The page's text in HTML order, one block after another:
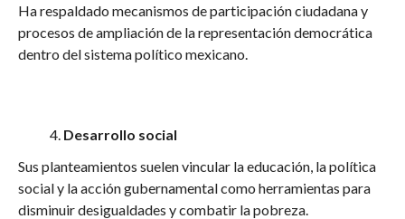
Ha respaldado mecanismos de participación ciudadana y
procesos de ampliación de la representación democrática
dentro del sistema político mexicano.
Desarrollo social
Sus planteamientos suelen vincular la educación, la política
social y la acción gubernamental como herramientas para
disminuir desigualdades y combatir la pobreza.